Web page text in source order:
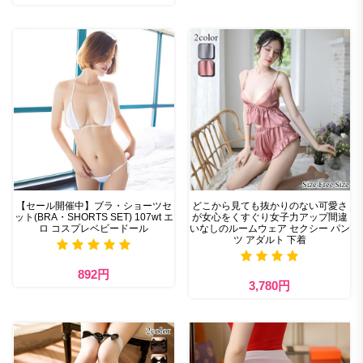
【セール開催中】ブラ・ショーツセ
ット(BRA・SHORTS SET) 107wt エ
ロ コスプレベビードール
892円
どこから見ても抜かりのない可愛さ
が女心をくすぐり女子力アップ間違
いなしのルームウェア セクシー パン
ツ アダルト 下着
3,780円